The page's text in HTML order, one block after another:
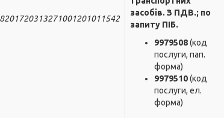
засобів. З ПДВ.; по
запиту ПІБ.
9979508(код
послуги, пап.
форма)
9979510(код
послуги, ел.
форма)